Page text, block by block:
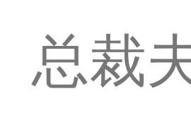
总裁